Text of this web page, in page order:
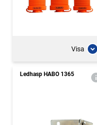
Visa
Ledhasp HABO 1365